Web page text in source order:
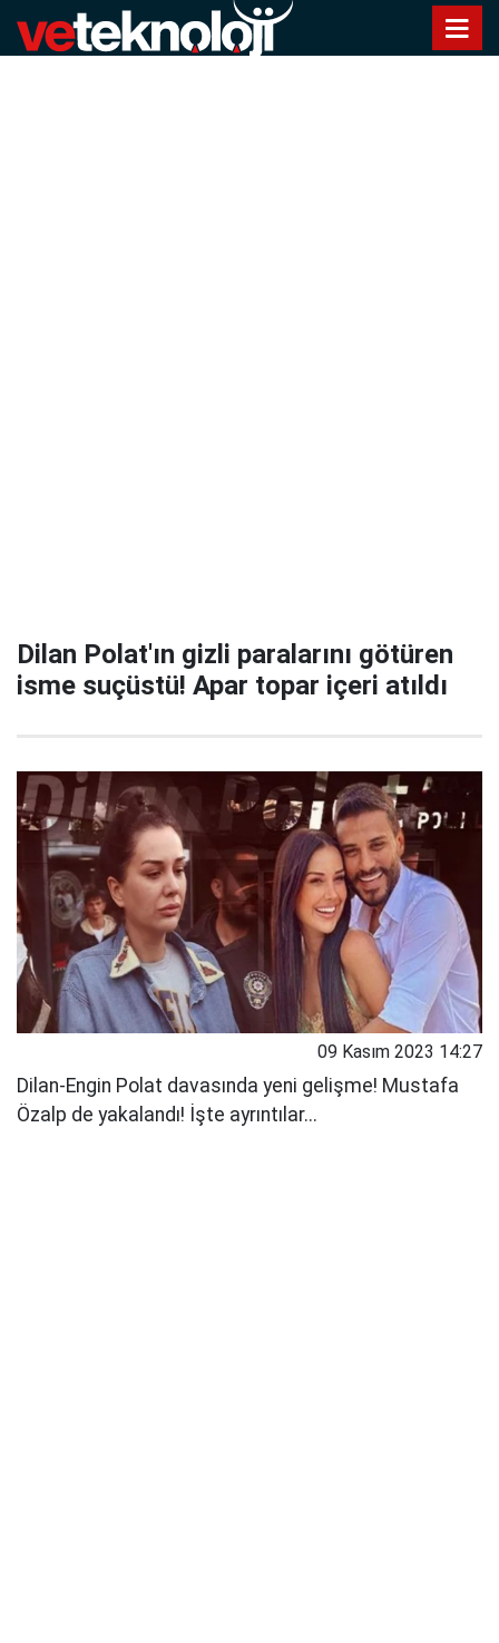
Dilan Polat'ın gizli paralarını götüren
isme suçüstü! Apar topar içeri atıldı
09 Kasım 2023 14:27
Dilan-Engin Polat davasında yeni gelişme! Mustafa
Özalp de yakalandı! İşte ayrıntılar...